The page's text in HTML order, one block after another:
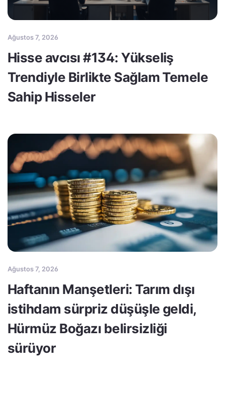
Ağustos 7, 2026
Hisse avcısı #134: Yükseliş
Trendiyle Birlikte Sağlam Temele
Sahip Hisseler
Ağustos 7, 2026
Haftanın Manşetleri: Tarım dışı
istihdam sürpriz düşüşle geldi,
Hürmüz Boğazı belirsizliği
sürüyor